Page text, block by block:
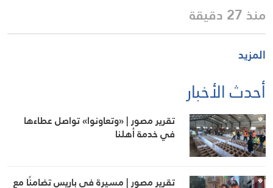
منذ 27 دقيقة
المزيد
أحدث الأخبار
تقرير مصور | «وتعاونوا» تواصل عطاءها
في خدمة أهلنا
تقرير مصور | مسيرة في باريس تضامنًا مع